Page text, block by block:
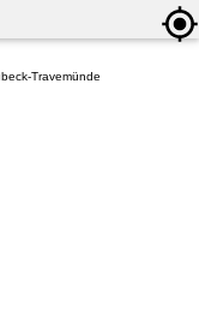
Travemünde